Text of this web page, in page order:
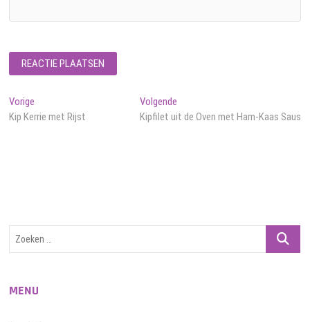
Bericht
navigatie
Vorige
bericht:
Kip Kerrie met Rijst
VolgendeVolgend
bericht:
Kipfilet uit de Oven met Ham-Kaas Saus
Zoeken
MENU